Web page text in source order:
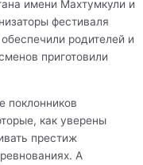
имени Махтумкули и
фестиваля
родителей и
приготовили
поклонников
как уверены
престиж
А